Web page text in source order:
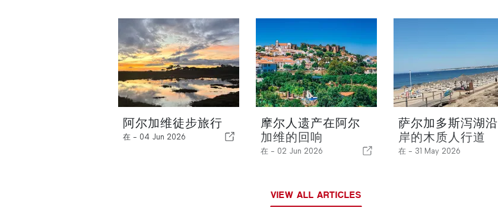
阿尔加维徒步旅行
在 - 04 Jun 2026
摩尔人遗产在阿尔
加维的回响
在 - 02 Jun 2026
萨尔加多斯泻湖沿
岸的木质人行道
在 - 31 May 2026
VIEW ALL ARTICLES